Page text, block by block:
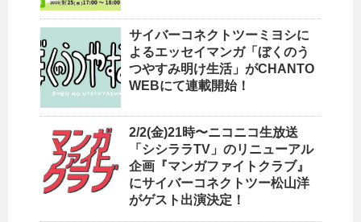
サイバーコネクトツーミヨシに
よるエッセイマンガ「ぼくのう
つやすみ明け生活」がCHANTO
WEBにて連載開始！
2/2(金)21時〜ニコニコ生放送
「シシララTV」のリニューアル
企画『マンガファイトクラブ』
にサイバーコネクトツー松山洋
がゲスト出演決定！